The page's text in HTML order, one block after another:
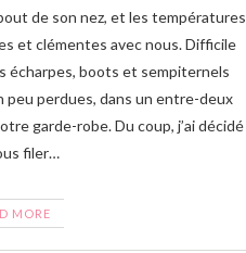
de son nez, et les températures
et clémentes avec nous. Difficile
écharpes, boots et sempiternels
perdues, dans un entre-deux
garde-robe. Du coup, j’ai décidé
filer…
MORE